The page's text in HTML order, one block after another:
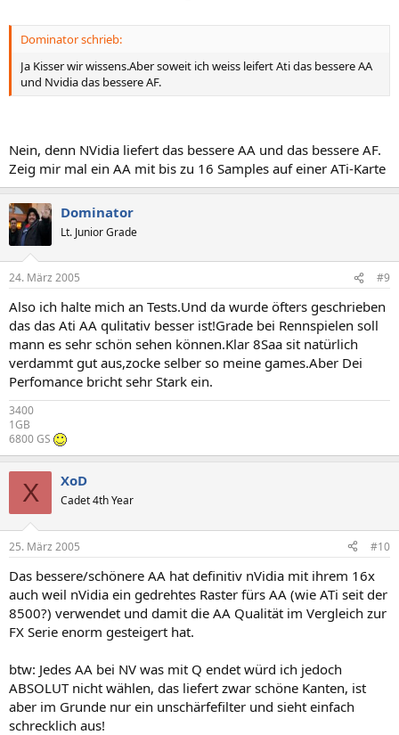
Dominator schrieb:
Ja Kisser wir wissens.Aber soweit ich weiss leifert Ati das bessere AA
und Nvidia das bessere AF.
Nein, denn NVidia liefert das bessere AA und das bessere AF.
Zeig mir mal ein AA mit bis zu 16 Samples auf einer ATi-Karte
Dominator
Lt. Junior Grade
24. März 2005 #9
Also ich halte mich an Tests.Und da wurde öfters geschrieben
das das Ati AA qulitativ besser ist!Grade bei Rennspielen soll
mann es sehr schön sehen können.Klar 8Saa sit natürlich
verdammt gut aus,zocke selber so meine games.Aber Dei
Perfomance bricht sehr Stark ein.
3400
1GB
6800 GS
X XoD
Cadet 4th Year
25. März 2005 #10
Das bessere/schönere AA hat definitiv nVidia mit ihrem 16x
auch weil nVidia ein gedrehtes Raster fürs AA (wie ATi seit der
8500?) verwendet und damit die AA Qualität im Vergleich zur
FX Serie enorm gesteigert hat.
btw: Jedes AA bei NV was mit Q endet würd ich jedoch
ABSOLUT nicht wählen, das liefert zwar schöne Kanten, ist
aber im Grunde nur ein unschärfefilter und sieht einfach
schrecklich aus!